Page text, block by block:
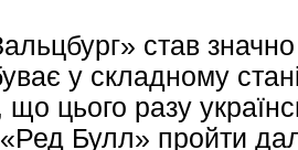
став
у складному
що цього разу
Булл» пройти